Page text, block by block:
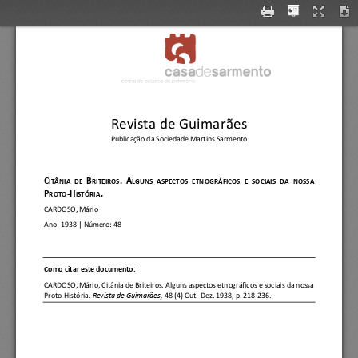
Revista de Guimarães
Publicação da Sociedade Martins Sarmento
C ITÂNIA  DE B RITEIROS A LGUNS  ASPECTOS  ETNOGRÁFICOS  E  SOCIAIS  DANOSSA
PROTO-H ISTÓRIA.
CARDOSO, Mário
CARDOSO, Mário
,
Citânia de Briteiros. Alguns aspectos etnográficos e sociais da nossa
Proto-História. Revista de Guimarães, 48 (4) Out.- Dez. 1938, p. 218-236.